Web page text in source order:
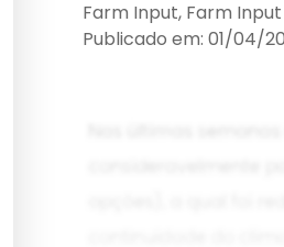
Farm Input, Farm Input
Publicado em: 01/04/